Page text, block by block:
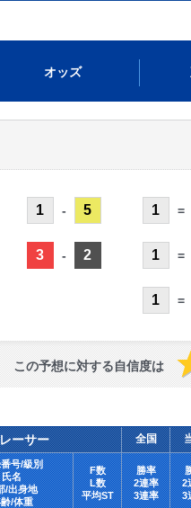
オッズ
1 - 5
3 - 2
1 =
1 =
1 =
この予想に対する自信度は
ーサー 全国
号/級別
氏名
/出身地
/体重
F数
L数
平均ST
勝率
2連率
3連率
2
3